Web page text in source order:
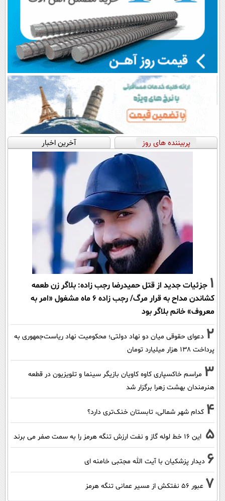
پربیننده های روز آخرین اخبار
1 جزئیات جدید از قتل حمیدرضا رجب زاده: بلاگر زن طعمه
کشاندن مداح به قرار مرگ/ رجب زاده 6 ماه مشغول «امر به
معروف» خانم بلاگر بود
2 دعوای حقوقی میان دو نهاد دولتی؛ محکومیت نهاد ریاست‌جمهوری به
پرداخت ۱۳۸ هزار میلیارد تومان
3 مراسم خاکسپاری کاوه کاویان بازیگر سینما و تلویزیون در قطعه
هنرمندان بهشت زهرا برگزار شد
4 کدام شهر شمالی، تابستان خنک‌تری دارد؟
5 این 16 خط لوله گاز و نفت ارزش تنگه هرمز را به سمت صفر می برند
6 دیدار پزشکیان با آیت الله مجتبی خامنه ای
7 عبور ۵۶ نفتکش از مسیر عمانی تنگه هرمز